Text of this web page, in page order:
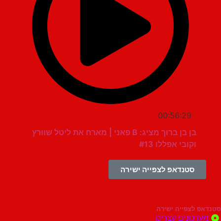
00:56:29
בן בן ברוך מציג: B פאני | מארח את ליטל שוורץ
וקובי אפללו #13
סטנדאפ לצפייה ישירה
ישירה
קצרים